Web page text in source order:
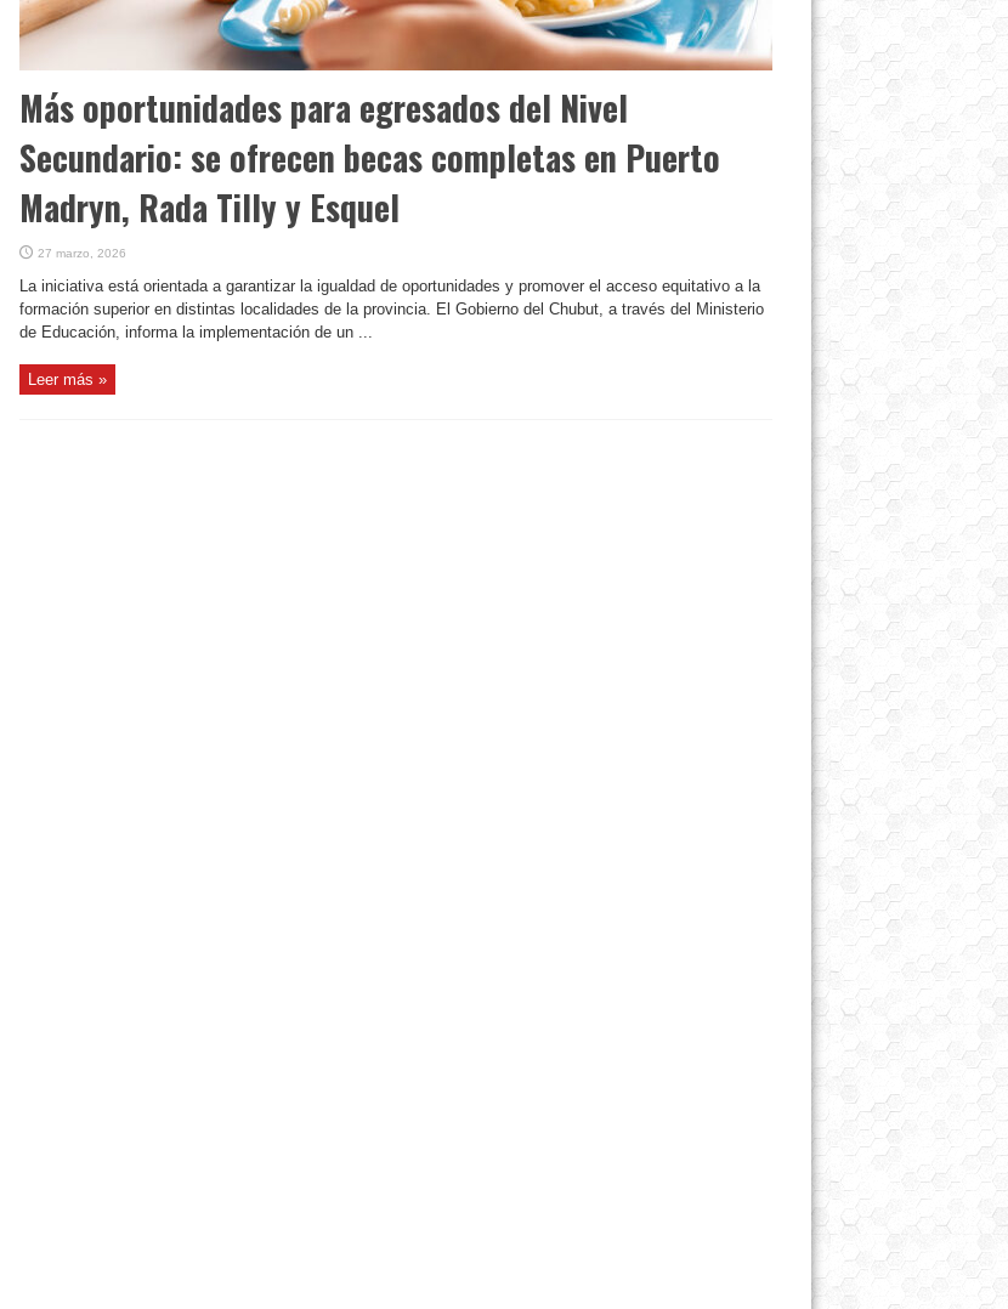
Más oportunidades para egresados del Nivel
Secundario: se ofrecen becas completas en Puerto
Madryn, Rada Tilly y Esquel
27 marzo, 2026
La iniciativa está orientada a garantizar la igualdad de oportunidades y promover el acceso equitativo a la
formación superior en distintas localidades de la provincia. El Gobierno del Chubut, a través del Ministerio
de Educación, informa la implementación de un ...
Leer más »